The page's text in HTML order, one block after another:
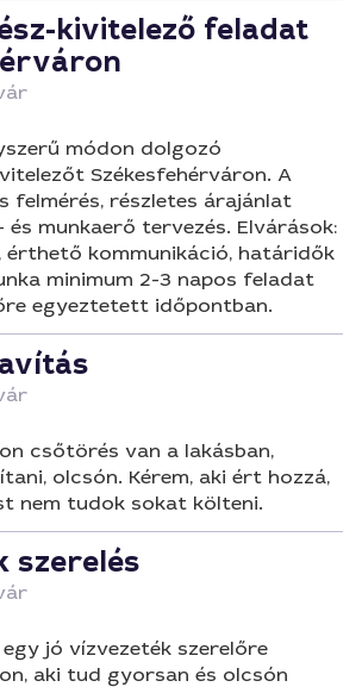
kivitelező feladat
módon dolgozó
Székesfehérváron. A
felmérés, részletes árajánlat
és munkaerő tervezés. Elvárások:
érthető kommunikáció, határidők
minimum 2-3 napos feladat
egyeztetett időpontban.
csőtörés van a lakásban,
olcsón. Kérem, aki ért hozzá,
nem tudok sokat költeni.
szerelés
jó vízvezeték szerelőre
aki tud gyorsan és olcsón